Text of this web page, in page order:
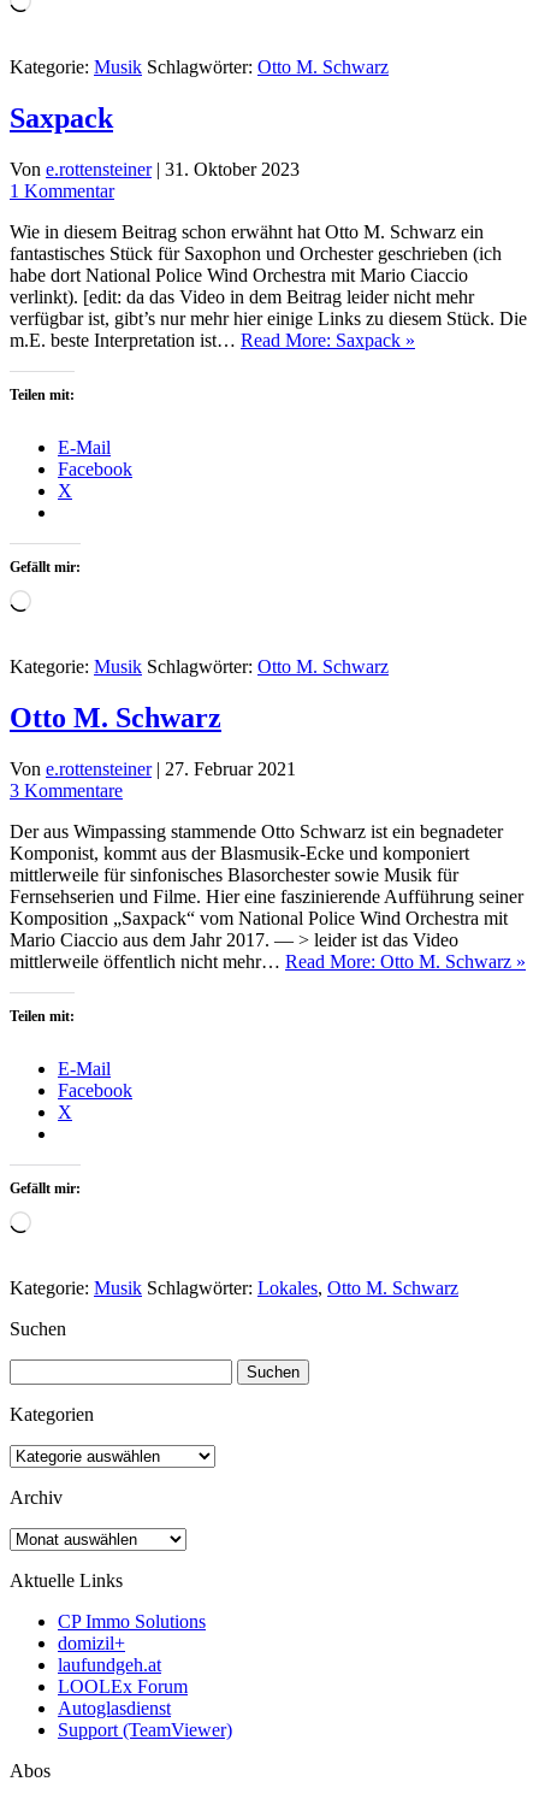
Kategorie: Musik Schlagwörter: Otto M. Schwarz
Saxpack
Von e.rottensteiner | 31. Oktober 2023
1 Kommentar
Wie in diesem Beitrag schon erwähnt hat Otto M. Schwarz ein
fantastisches Stück für Saxophon und Orchester geschrieben (ich
habe dort National Police Wind Orchestra mit Mario Ciaccio
verlinkt). [edit: da das Video in dem Beitrag leider nicht mehr
verfügbar ist, gibt’s nur mehr hier einige Links zu diesem Stück. Die
m.E. beste Interpretation ist… Read More: Saxpack »
Teilen mit:
E-Mail
Facebook
X
Gefällt mir:
Wird
Kategorie: Musik Schlagwörter: Otto M. Schwarz
Otto M. Schwarz
Von e.rottensteiner | 27. Februar 2021
3 Kommentare
Der aus Wimpassing stammende Otto Schwarz ist ein begnadeter
Komponist, kommt aus der Blasmusik-Ecke und komponiert
mittlerweile für sinfonisches Blasorchester sowie Musik für
Fernsehserien und Filme. Hier eine faszinierende Aufführung seiner
Komposition „Saxpack“ vom National Police Wind Orchestra mit
Mario Ciaccio aus dem Jahr 2017. — > leider ist das Video
mittlerweile öffentlich nicht mehr… Read More: Otto M. Schwarz »
Teilen mit:
E-Mail
Facebook
X
Gefällt mir:
Wird
Kategorie: Musik Schlagwörter: Lokales, Otto M. Schwarz
Suchen
nach:
Kategorien
Kategorien
Archiv
Archiv
Aktuelle Links
CP Immo Solutions
domizil+
laufundgeh.at
LOOLEx Forum
Autoglasdienst
Support (TeamViewer)
Abos